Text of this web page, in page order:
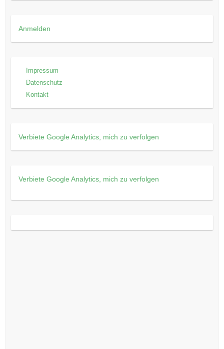
Anmelden
Impressum
Datenschutz
Kontakt
Verbiete Google Analytics, mich zu verfolgen
Verbiete Google Analytics, mich zu verfolgen